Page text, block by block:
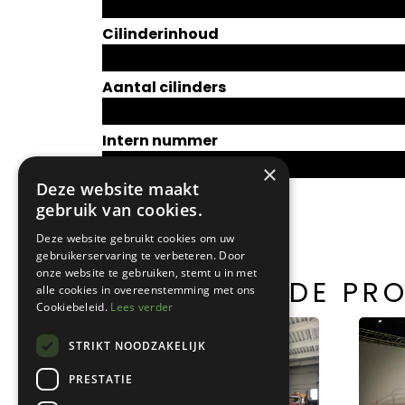
Cilinderinhoud
Aantal cilinders
Intern nummer
GERELATEERDE
×
Deze website maakt
gebruik van cookies.
Deze website gebruikt cookies om uw
gebruikerservaring te verbeteren. Door
onze website te gebruiken, stemt u in met
alle cookies in overeenstemming met ons
Cookiebeleid. Lees verder
STRIKT NOODZAKELIJK
PRESTATIE